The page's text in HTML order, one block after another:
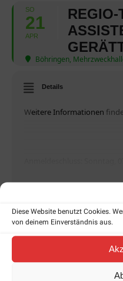
Diese Website benutzt Cookies.
von deinem Einverständnis aus.
SO
21
APR
REGIO-
Böhringen,
Details
Weitere Informationen
21. April 202409:00-12:00